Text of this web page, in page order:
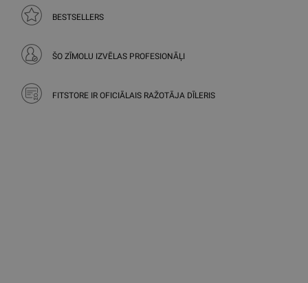
BESTSELLERS
ŠO ZĪMOLU IZVĒLAS PROFESIONĀĻI
FITSTORE IR OFICIĀLAIS RAŽOTĀJA DĪLERIS